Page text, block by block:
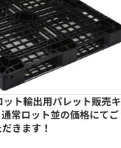
ト輸出用パレット販売キ
常ロット並の価格にてご
きます！